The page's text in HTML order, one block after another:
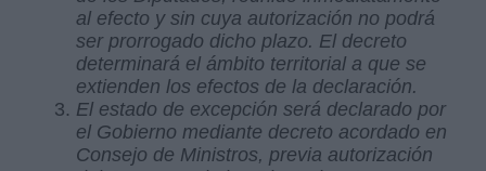
al efecto y sin cuya autorización no podrá
ser prorrogado dicho plazo. El decreto
determinará el ámbito territorial a que se
extienden los efectos de la declaración.
El estado de excepción será declarado por
el Gobierno mediante decreto acordado en
Consejo de Ministros, previa autorización